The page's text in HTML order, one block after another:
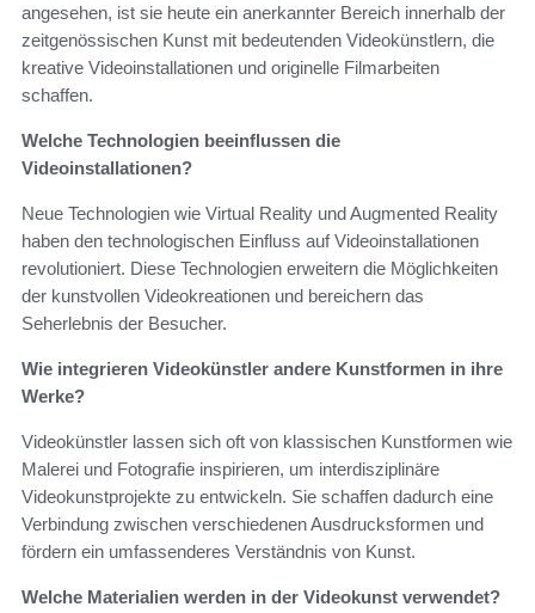
angesehen, ist sie heute ein anerkannter Bereich innerhalb der
zeitgenössischen Kunst mit bedeutenden Videokünstlern, die
kreative Videoinstallationen und originelle Filmarbeiten
schaffen.
Welche Technologien beeinflussen die
Videoinstallationen?
Neue Technologien wie Virtual Reality und Augmented Reality
haben den technologischen Einfluss auf Videoinstallationen
revolutioniert. Diese Technologien erweitern die Möglichkeiten
der kunstvollen Videokreationen und bereichern das
Seherlebnis der Besucher.
Wie integrieren Videokünstler andere Kunstformen in ihre
Werke?
Videokünstler lassen sich oft von klassischen Kunstformen wie
Malerei und Fotografie inspirieren, um interdisziplinäre
Videokunstprojekte zu entwickeln. Sie schaffen dadurch eine
Verbindung zwischen verschiedenen Ausdrucksformen und
fördern ein umfassenderes Verständnis von Kunst.
Welche Materialien werden in der Videokunst verwendet?